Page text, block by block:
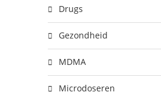
Drugs
Gezondheid
MDMA
Microdoseren